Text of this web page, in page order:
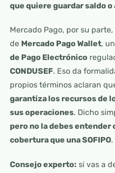
que quiere guardar saldo
Mercado Pago, por su
de Mercado Pago Wallet,
de Pago Electrónico
CONDUSEF. Eso da
propios términos aclaran
garantiza los recursos de
sus operaciones. Dicho
pero no la debes entender
cobertura que una SOFIPO.
Consejo experto: si vas a